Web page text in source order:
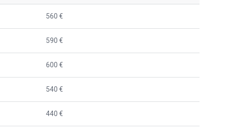
560 €
590 €
600 €
540 €
440 €